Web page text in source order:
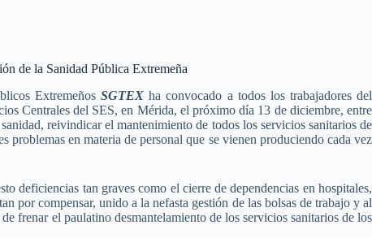
de la Sanidad Pública Extremeña
ExtremeñosSGTEX ha convocado a todos los trabajadores del
Centrales del SES, en Mérida, el próximo día 13 de diciembre, entre
reivindicar el mantenimiento de todos los servicios sanitarios de
problemas en materia de personal que se vienen produciendo cada vez
deficiencias tan graves como el cierre de dependencias en hospitales,
por compensar, unido a la nefasta gestión de las bolsas de trabajo y al
frenar el paulatino desmantelamiento de los servicios sanitarios de los